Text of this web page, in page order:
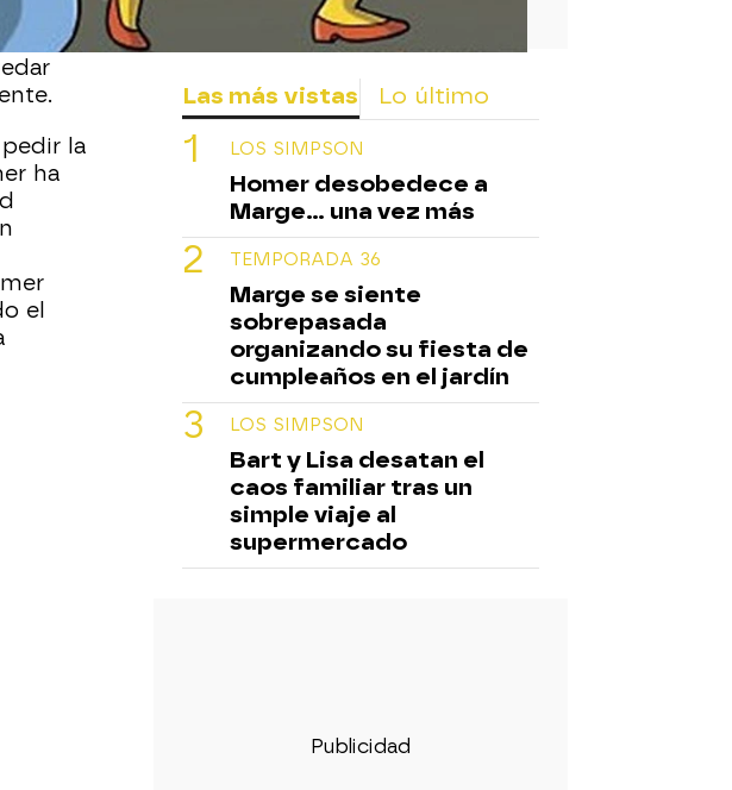
de
la
ha
el
Las más vistas Lo último
LOS SIMPSON
Homer desobedece a
Marge... una vez más
TEMPORADA 36
Marge se siente
sobrepasada
organizando su fiesta de
cumpleaños en el jardín
LOS SIMPSON
Bart y Lisa desatan el
caos familiar tras un
simple viaje al
supermercado